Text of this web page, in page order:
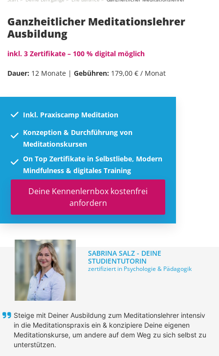
Ganzheitlicher Meditationslehrer
Ausbildung
inkl. 3 Zertifikate – 100 % digital möglich
Dauer: 12 Monate | Gebühren: 179,00 € / Monat
Inkl. Praxiscamp Meditation
Konzeption & Durchführung von
Meditationskursen
On Top Zertifikate in Selbstliebe, Modern
Mindfulness & digitales Training
Deine Kennenlernbox kostenfrei
anfordern
SABRINA SALZ - DEINE
STUDIENTUTORIN
zertifiziert in Psychologie & Pädagogik
Steige mit Deiner Ausbildung zum Meditationslehrer intensiv
in die Meditationspraxis ein & konzipiere Deine eigenen
Meditationskurse, um andere auf dem Weg zu sich selbst zu
unterstützen.